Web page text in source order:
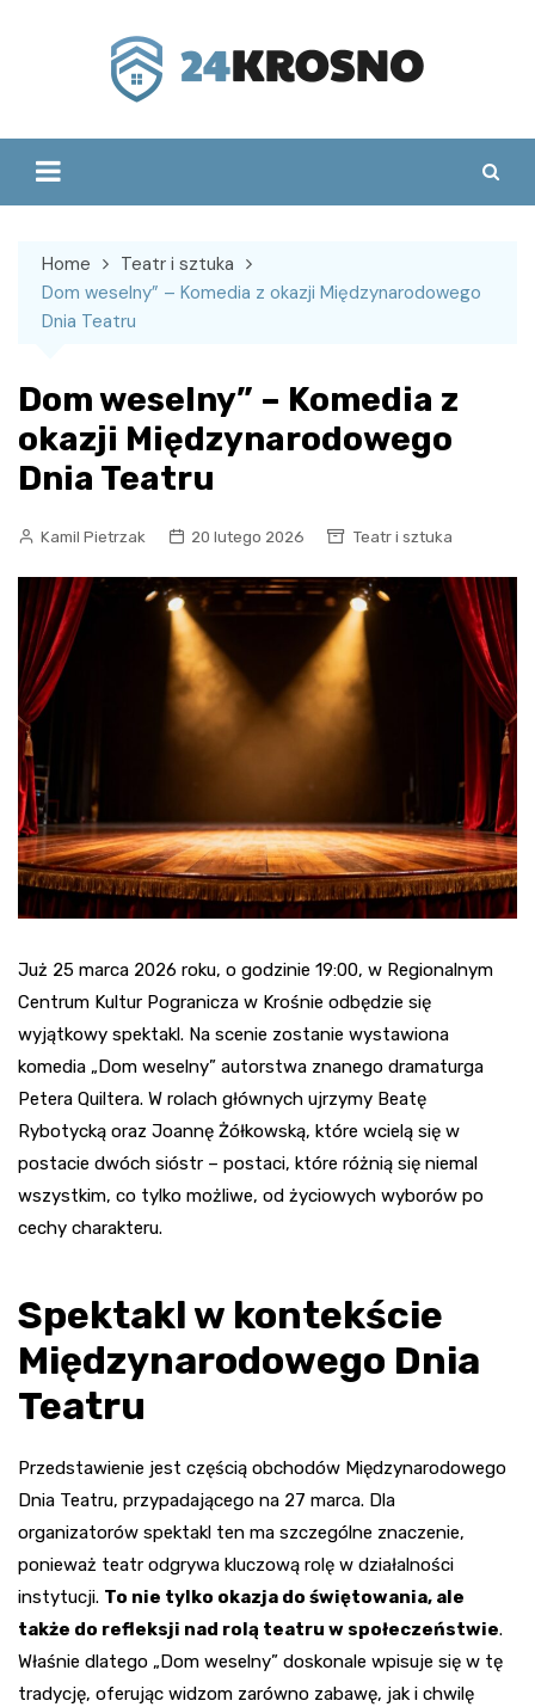
Home
Teatr i sztuka
Dom weselny” – Komedia z okazji Międzynarodowego
Dnia Teatru
Dom weselny” – Komedia z
okazji Międzynarodowego
Dnia Teatru
Kamil Pietrzak 20 lutego 2026 Teatr i sztuka
Już 25 marca 2026 roku, o godzinie 19:00, w Regionalnym
Centrum Kultur Pogranicza w Krośnie odbędzie się
wyjątkowy spektakl. Na scenie zostanie wystawiona
komedia „Dom weselny” autorstwa znanego dramaturga
Petera Quiltera. W rolach głównych ujrzymy Beatę
Rybotycką oraz Joannę Żółkowską, które wcielą się w
postacie dwóch sióstr – postaci, które różnią się niemal
wszystkim, co tylko możliwe, od życiowych wyborów po
cechy charakteru.
Spektakl w kontekście
Międzynarodowego Dnia
Teatru
Przedstawienie jest częścią obchodów Międzynarodowego
Dnia Teatru, przypadającego na 27 marca. Dla
organizatorów spektakl ten ma szczególne znaczenie,
ponieważ teatr odgrywa kluczową rolę w działalności
instytucji. To nie tylko okazja do świętowania, ale
także do refleksji nad rolą teatru w społeczeństwie.
Właśnie dlatego „Dom weselny” doskonale wpisuje się w tę
tradycję, oferując widzom zarówno zabawę, jak i chwilę